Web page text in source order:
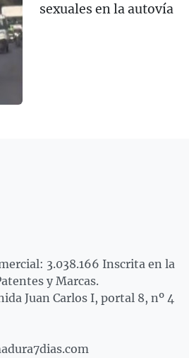
sexuales en la autovía
3.038.166 Inscrita en la
y Marcas.
Juan Carlos I, portal 8, nº 4